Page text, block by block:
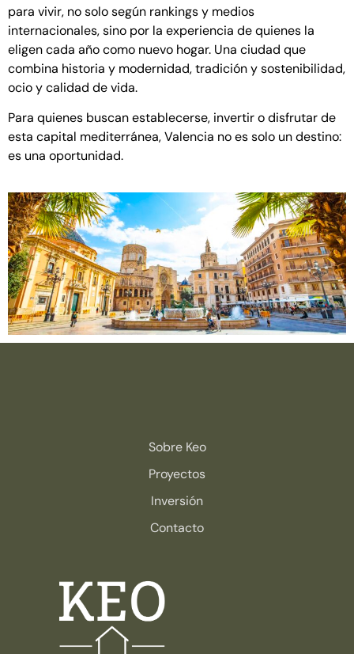
para vivir, no solo según rankings y medios
internacionales, sino por la experiencia de quienes la
eligen cada año como nuevo hogar. Una ciudad que
combina historia y modernidad, tradición y sostenibilidad,
ocio y calidad de vida.
Para quienes buscan establecerse, invertir o disfrutar de
esta capital mediterránea, Valencia no es solo un destino:
es una oportunidad.
Sobre Keo
Proyectos
Inversión
Contacto